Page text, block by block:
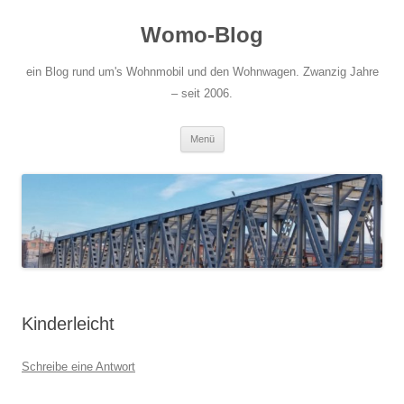
Womo-Blog
ein Blog rund um's Wohnmobil und den Wohnwagen. Zwanzig Jahre
– seit 2006.
Menü
Kinderleicht
Schreibe eine Antwort